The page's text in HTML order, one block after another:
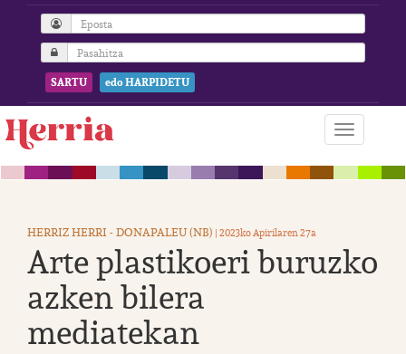
SARTU edo HARPIDETU
HERRIZ HERRI - DONAPALEU (NB) | 2023ko Apirilaren 27a
Arte plastikoeri buruzko
azken bilera
mediatekan